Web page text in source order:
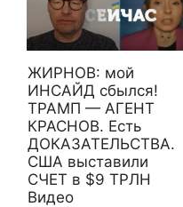
ЖИРНОВ: мой
ИНСАЙД сбылся!
ТРАМП — АГЕНТ
КРАСНОВ. Есть
ДОКАЗАТЕЛЬСТВА.
США выставили
СЧЕТ в $9 ТРЛН
Видео